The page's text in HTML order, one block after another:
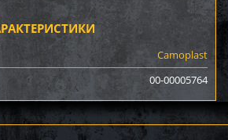
Camoplast
00-00005764